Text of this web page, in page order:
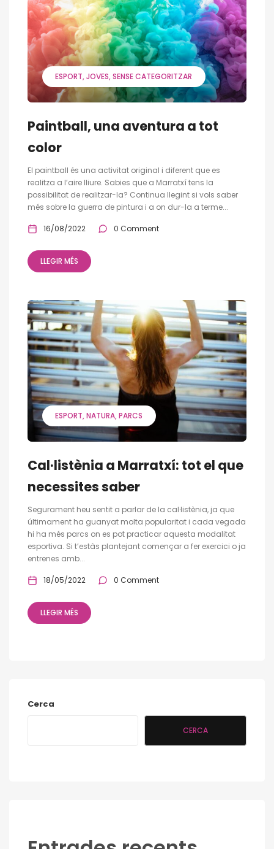
ESPORT JOVES SENSE CATEGORITZAR
Paintball, una aventura a tot
color
El paintball és una activitat original i diferent que es
realitza a l’aire lliure. Sabies que a Marratxí tens la
possibilitat de realitzar-la? Continua llegint si vols saber
més sobre la guerra de pintura i a on dur-la a terme...
16/08/2022 0 Comment
LLEGIR MÉS
ESPORT NATURA PARCS
Cal·listènia a Marratxí: tot el que
necessites saber
Segurament heu sentit a parlar de la cal·listènia, ja que
últimament ha guanyat molta popularitat i cada vegada
hi ha més parcs on es pot practicar aquesta modalitat
esportiva. Si t’estàs plantejant començar a fer exercici o ja
entrenes amb...
18/05/2022 0 Comment
LLEGIR MÉS
Cerca
CERCA